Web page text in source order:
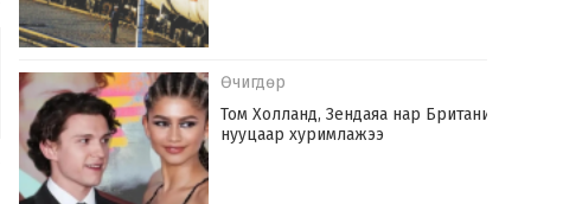
Өчигдөр
Том Холланд, Зендаяа нар Британид
нууцаар хуримлажээ